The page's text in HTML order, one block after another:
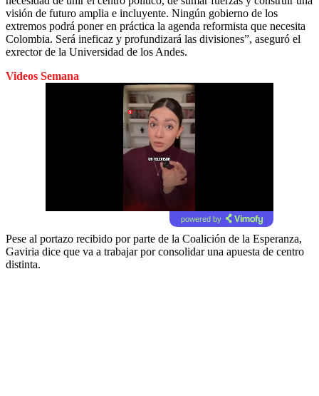
visión de futuro amplia e incluyente. Ningún gobierno de los
extremos podrá poner en práctica la agenda reformista que necesita
Colombia. Será ineficaz y profundizará las divisiones”, aseguró el
exrector de la Universidad de los Andes.
Videos Semana
powered by
Pese al portazo recibido por parte de la Coalición de la Esperanza,
Gaviria dice que va a trabajar por consolidar una apuesta de centro
distinta.